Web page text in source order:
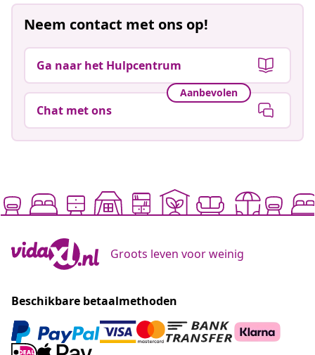
Neem contact met ons op!
Ga naar het Hulpcentrum
Aanbevolen
Chat met ons
Groots leven voor weinig
Beschikbare betaalmethoden